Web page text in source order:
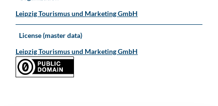
Leipzig Tourismus und Marketing GmbH
License (master data)
Leipzig Tourismus und Marketing GmbH